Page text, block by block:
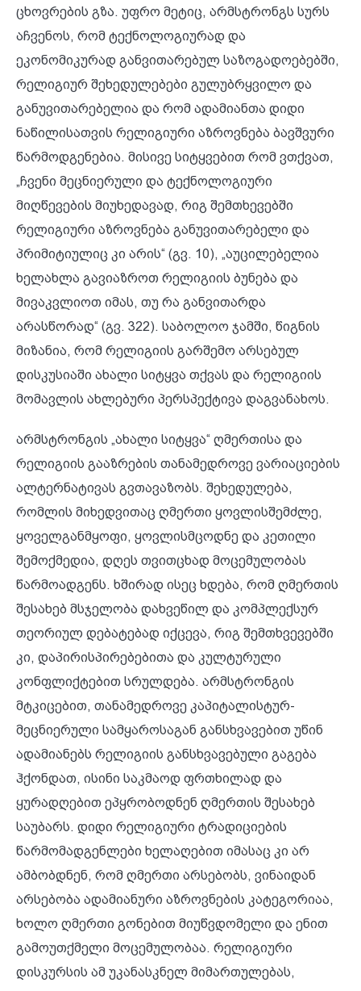
ცხოვრების გზა. უფრო მეტიც, არმსტრონგს სურს
აჩვენოს, რომ ტექნოლოგიურად და
ეკონომიკურად განვითარებულ საზოგადოებებში,
რელიგიურ შეხედულებები გულუბრყვილო და
განუვითარებელია და რომ ადამიანთა დიდი
ნაწილისათვის რელიგიური აზროვნება ბავშვური
წარმოდგენებია. მისივე სიტყვებით რომ ვთქვათ,
„ჩვენი მეცნიერული და ტექნოლოგიური
მიღწევების მიუხედავად, რიგ შემთხევებში
რელიგიური აზროვნება განუვითარებელი და
პრიმიტიულიც კი არის“ (გვ. 10), „აუცილებელია
ხელახლა გავიაზროთ რელიგიის ბუნება და
მივაკვლიოთ იმას, თუ რა განვითარდა
არასწორად“ (გვ. 322). საბოლოო ჯამში, წიგნის
მიზანია, რომ რელიგიის გარშემო არსებულ
დისკუსიაში ახალი სიტყვა თქვას და რელიგიის
მომავლის ახლებური პერსპექტივა დაგვანახოს.
არმსტრონგის „ახალი სიტყვა“ ღმერთისა და
რელიგიის გააზრების თანამედროვე ვარიაციების
ალტერნატივას გვთავაზობს. შეხედულება,
რომლის მიხედვითაც ღმერთი ყოვლისშემძლე,
ყოველგანმყოფი, ყოვლისმცოდნე და კეთილი
შემოქმედია, დღეს თვითცხად მოცემულობას
წარმოადგენს. ხშირად ისეც ხდება, რომ ღმერთის
შესახებ მსჯელობა დახვეწილ და კომპლექსურ
თეორიულ დებატებად იქცევა, რიგ შემთხვევებში
კი, დაპირისპირებებითა და კულტურული
კონფლიქტებით სრულდება. არმსტრონგის
მტკიცებით, თანამედროვე კაპიტალისტურ-
მეცნიერული სამყაროსაგან განსხვავებით უწინ
ადამიანებს რელიგიის განსხვავებული გაგება
ჰქონდათ, ისინი საკმაოდ ფრთხილად და
ყურადღებით ეპყრობოდნენ ღმერთის შესახებ
საუბარს. დიდი რელიგიური ტრადიციების
წარმომადგენლები ხელაღებით იმასაც კი არ
ამბობდნენ, რომ ღმერთი არსებობს, ვინაიდან
არსებობა ადამიანური აზროვნების კატეგორიაა,
ხოლო ღმერთი გონებით მიუწვდომელი და ენით
გამოუთქმელი მოცემულობაა. რელიგიური
დისკურსის ამ უკანასკნელ მიმართულებას,